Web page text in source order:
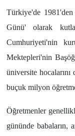
Türkiye'de
Günü' olarak
Cumhuriyeti'nin
Mektepleri'nin
üniversite hocalarını
buçuk milyon
Öğretmenler
gününde babaların,
Yönetim
Yüksek
Sanat